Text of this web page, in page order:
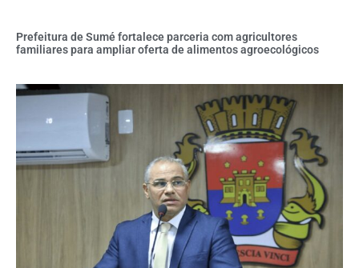
Prefeitura de Sumé fortalece parceria com agricultores
familiares para ampliar oferta de alimentos agroecológicos